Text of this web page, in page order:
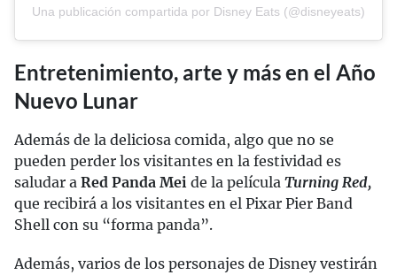
Una publicación compartida por Disney Eats (@disneyeats)
Entretenimiento, arte y más en el Año
Nuevo Lunar
Además de la deliciosa comida, algo que no se
pueden perder los visitantes en la festividad es
saludar a Red Panda Mei de la película Turning Red,
que recibirá a los visitantes en el Pixar Pier Band
Shell con su “forma panda”.
Además, varios de los personajes de Disney vestirán